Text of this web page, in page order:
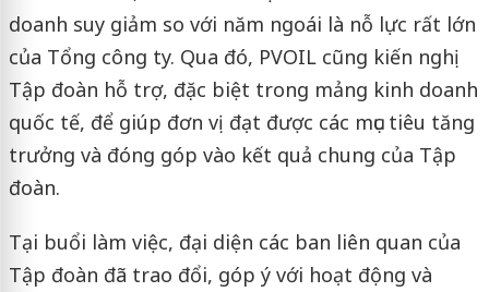
doanh suy giảm so với năm ngoái là nỗ lực rất lớn
của Tổng công ty. Qua đó, PVOIL cũng kiến nghị
Tập đoàn hỗ trợ, đặc biệt trong mảng kinh doanh
quốc tế, để giúp đơn vị đạt được các mục tiêu tăng
trưởng và đóng góp vào kết quả chung của Tập
đoàn.
Tại buổi làm việc, đại diện các ban liên quan của
Tập đoàn đã trao đổi, góp ý với hoạt động và